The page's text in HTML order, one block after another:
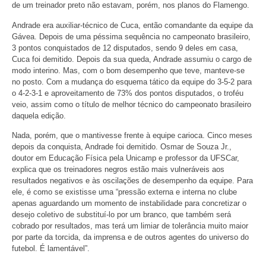
de um treinador preto não estavam, porém, nos planos do Flamengo.
Andrade era auxiliar-técnico de Cuca, então comandante da equipe da
Gávea. Depois de uma péssima sequência no campeonato brasileiro,
3 pontos conquistados de 12 disputados, sendo 9 deles em casa,
Cuca foi demitido. Depois da sua queda, Andrade assumiu o cargo de
modo interino. Mas, com o bom desempenho que teve, manteve-se
no posto. Com a mudança do esquema tático da equipe do 3-5-2 para
o 4-2-3-1 e aproveitamento de 73% dos pontos disputados, o troféu
veio, assim como o título de melhor técnico do campeonato brasileiro
daquela edição.
Nada, porém, que o mantivesse frente à equipe carioca. Cinco meses
depois da conquista, Andrade foi demitido. Osmar de Souza Jr.,
doutor em Educação Física pela Unicamp e professor da UFSCar,
explica que os treinadores negros estão mais vulneráveis aos
resultados negativos e às oscilações de desempenho da equipe. Para
ele, é como se existisse uma “pressão externa e interna no clube
apenas aguardando um momento de instabilidade para concretizar o
desejo coletivo de substituí-lo por um branco, que também será
cobrado por resultados, mas terá um limiar de tolerância muito maior
por parte da torcida, da imprensa e de outros agentes do universo do
futebol. É lamentável”.